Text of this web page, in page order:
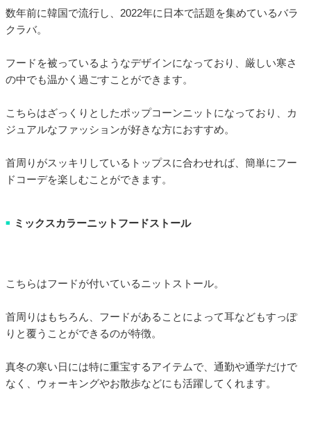
数年前に韓国で流行し、2022年に日本で話題を集めているバラ
クラバ。
フードを被っているようなデザインになっており、厳しい寒さ
の中でも温かく過ごすことができます。
こちらはざっくりとしたポップコーンニットになっており、カ
ジュアルなファッションが好きな方におすすめ。
首周りがスッキリしているトップスに合わせれば、簡単にフー
ドコーデを楽しむことができます。
■ ミックスカラーニットフードストール
こちらはフードが付いているニットストール。
首周りはもちろん、フードがあることによって耳などもすっぽ
りと覆うことができるのが特徴。
真冬の寒い日には特に重宝するアイテムで、通勤や通学だけで
なく、ウォーキングやお散歩などにも活躍してくれます。